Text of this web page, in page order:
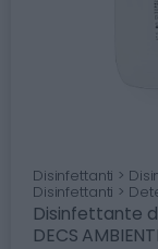
Disinfettanti >
Disinfettanti >
Disinfettante
DECS